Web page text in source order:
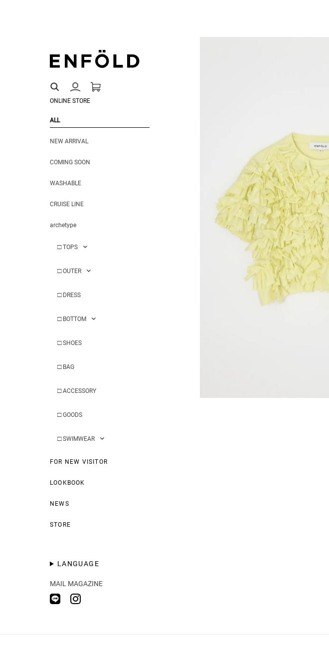
ONLINE STORE
ALL
NEW ARRIVAL
COMING SOON
WASHABLE
CRUISE LINE
archetype
□ TOPS
□ OUTER
□ DRESS
□ BOTTOM
□ SHOES
□ BAG
□ ACCESSORY
□ GOODS
□ SWIMWEAR
FOR NEW VISITOR
LOOKBOOK
NEWS
STORE
LANGUAGE
MAIL MAGAZINE